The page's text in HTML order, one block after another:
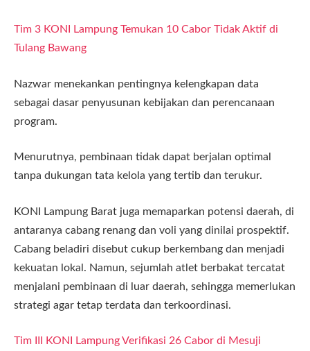
Tim 3 KONI Lampung Temukan 10 Cabor Tidak Aktif di
Tulang Bawang
Nazwar menekankan pentingnya kelengkapan data
sebagai dasar penyusunan kebijakan dan perencanaan
program.
Menurutnya, pembinaan tidak dapat berjalan optimal
tanpa dukungan tata kelola yang tertib dan terukur.
KONI Lampung Barat juga memaparkan potensi daerah, di
antaranya cabang renang dan voli yang dinilai prospektif.
Cabang beladiri disebut cukup berkembang dan menjadi
kekuatan lokal. Namun, sejumlah atlet berbakat tercatat
menjalani pembinaan di luar daerah, sehingga memerlukan
strategi agar tetap terdata dan terkoordinasi.
Tim III KONI Lampung Verifikasi 26 Cabor di Mesuji